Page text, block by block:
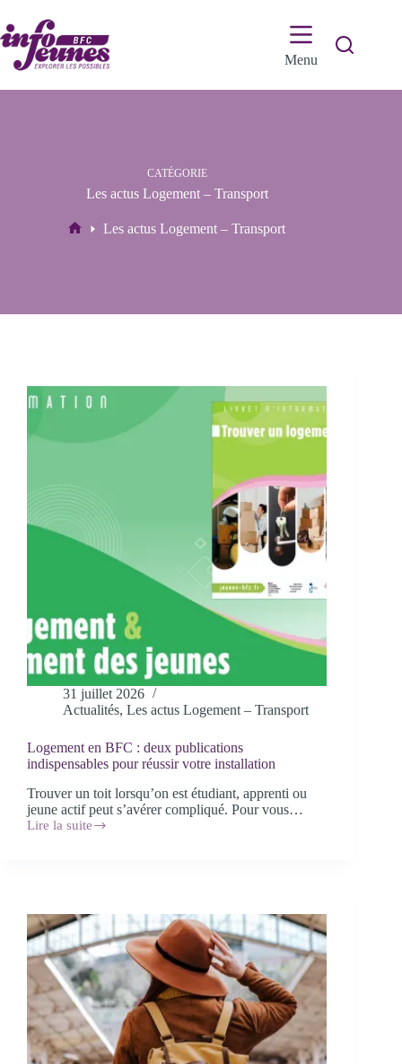
au
contenu
Menu
CATÉGORIE
Les actus Logement – Transport
Les actus Logement – Transport
31 juillet 2026
Actualités, Les actus Logement – Transport
Logement en BFC : deux publications
indispensables pour réussir votre installation
Trouver un toit lorsqu’on est étudiant, apprenti ou
jeune actif peut s’avérer compliqué. Pour vous…
Lire la suite
Logement
indispensables
pour
réussir
votre
installation